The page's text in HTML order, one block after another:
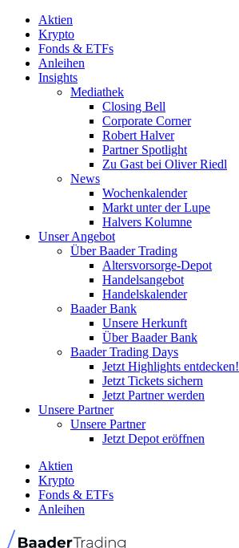
Aktien
Krypto
Fonds & ETFs
Anleihen
Insights
Mediathek
Closing Bell
Corporate Corner
Robert Halver
Partner Spotlight
Zu Gast bei Oliver Riedl
News
Wochenkalender
Markt unter der Lupe
Halvers Kolumne
Unser Angebot
Über Baader Trading
Altersvorsorge-Depot
Handelsangebot
Handelskalender
Baader Bank
Unsere Herkunft
Über Baader Bank
Baader Trading Days
Jetzt Highlights entdecken!
Jetzt Tickets sichern
Jetzt Partner werden
Unsere Partner
Unsere Partner
Jetzt Depot eröffnen
Aktien
Krypto
Fonds & ETFs
Anleihen